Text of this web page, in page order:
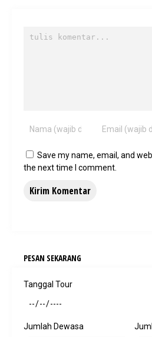
Save my name, email, and
the next time I comment.
PESAN SEKARANG
Tanggal Tour
Jumlah Dewasa